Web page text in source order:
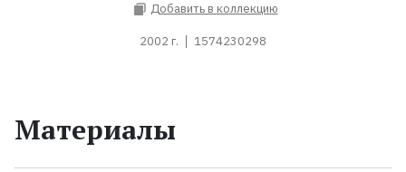
Добавить в коллекцию
2002 г. 1574230298
Материалы